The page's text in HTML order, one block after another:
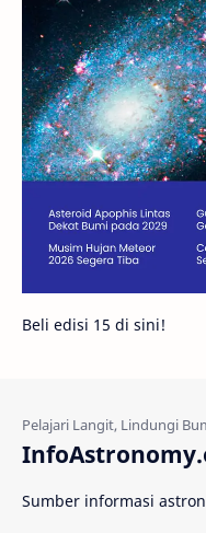
Gugus Bintang
Venus Pluto
Gambar Harian
Bintang Neutron
Juno Bintang
Fakta Galaksi
Gerhana Matahari
Beli edisi 15 di sini!
Sumber informasi